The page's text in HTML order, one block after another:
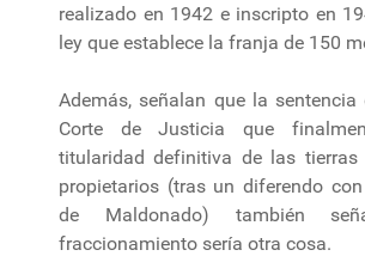
realizado en 1942 e inscripto en
ley que establece la franja de 150
Además, señalan que la sentencia
Corte de Justicia que
titularidad definitiva de las
propietarios (tras un diferendo
de Maldonado) también
fraccionamiento sería otra cosa.